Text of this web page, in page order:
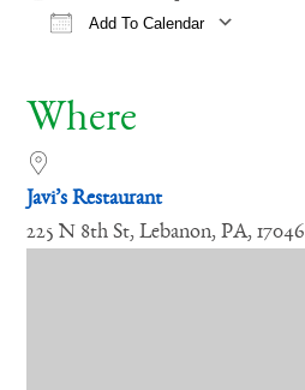
Add To Calendar
Where
Javi’s Restaurant
225 N 8th St, Lebanon, PA, 17046